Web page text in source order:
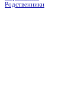
Родственники